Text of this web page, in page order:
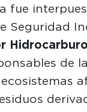
fue
Seguridad
de